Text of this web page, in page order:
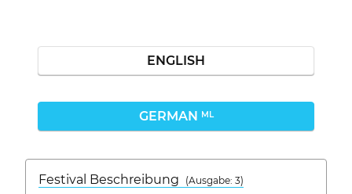
ENGLISH
GERMAN ML
Festival Beschreibung
(Ausgabe: 3)